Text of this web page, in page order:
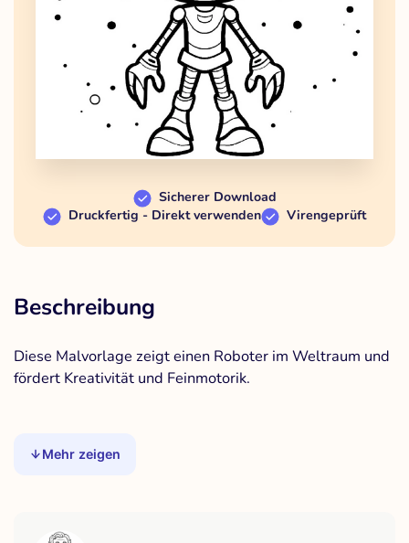
Sicherer Download
Druckfertig - Direkt verwenden
Virengeprüft
Beschreibung
Diese Malvorlage zeigt einen Roboter im Weltraum und
fördert Kreativität und Feinmotorik.
Mehr zeigen